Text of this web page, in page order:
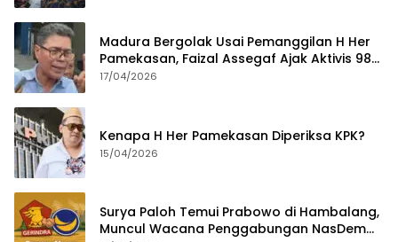
Madura Bergolak Usai Pemanggilan H Her
Pamekasan, Faizal Assegaf Ajak Aktivis 98
Bongkar Permainan KPK
17/04/2026
Kenapa H Her Pamekasan Diperiksa KPK?
15/04/2026
Surya Paloh Temui Prabowo di Hambalang,
Muncul Wacana Penggabungan NasDem